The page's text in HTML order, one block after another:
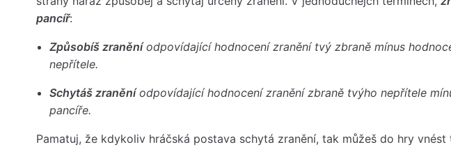
pancíř:
Způsobíš zraněníodpovídající hodnocení zranění tvý zbraně mínus
nepřítele.
Schytáš zraněníodpovídající hodnocení zranění zbraně tvýho nepřítele
pancíře.
Pamatuj, že kdykoliv hráčská postava schytá zranění, tak můžeš do hry vnést